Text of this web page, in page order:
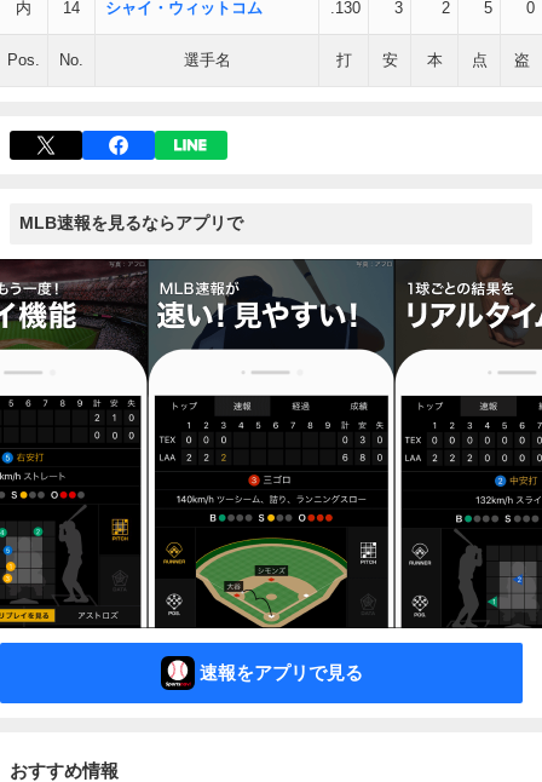
内 14 シャイ・ウィットコム .130 3 2 5 0
Pos. No. 選手名 打 安 本 点 盗
MLB速報を見るならアプリで
速報をアプリで見る
おすすめ情報